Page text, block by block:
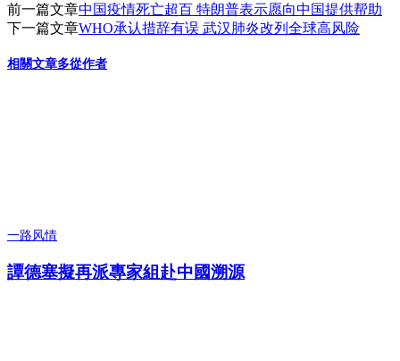
前一篇文章中国疫情死亡超百 特朗普表示愿向中国提供帮助
下一篇文章WHO承认措辞有误 武汉肺炎改列全球高风险
相關文章多從作者
一路风情
譚德塞擬再派專家組赴中國溯源